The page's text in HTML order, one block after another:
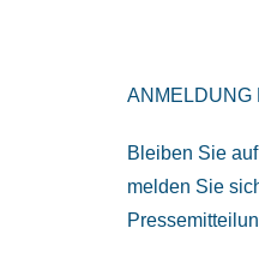
ANMELDUNG
Bleiben Sie
melden Sie